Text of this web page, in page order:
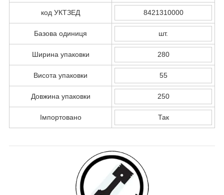
код УКТЗЕД 8421310000
Базова одиниця шт.
Ширина упаковки 280
Висота упаковки 55
Довжина упаковки 250
Імпортовано Так